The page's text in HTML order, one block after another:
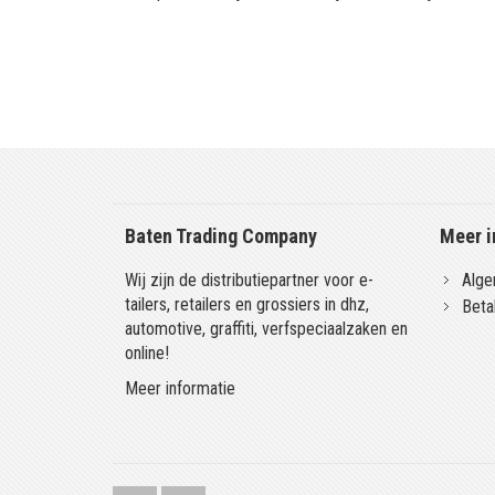
Baten Trading Company
Wij zijn de distributiepartner voor e-
tailers, retailers en grossiers in dhz,
automotive, graffiti, verfspeciaalzaken en
online!
Meer informatie
Meer